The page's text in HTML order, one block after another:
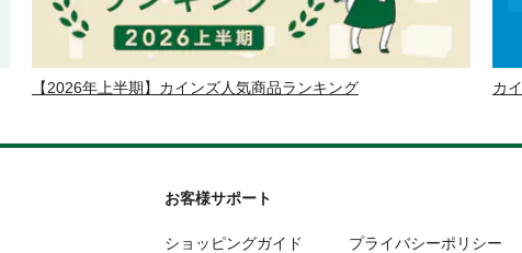
【2026年上半期】カインズ人気商品ランキング カ
お客様サポート
ショッピングガイド
プライバシーポリシー